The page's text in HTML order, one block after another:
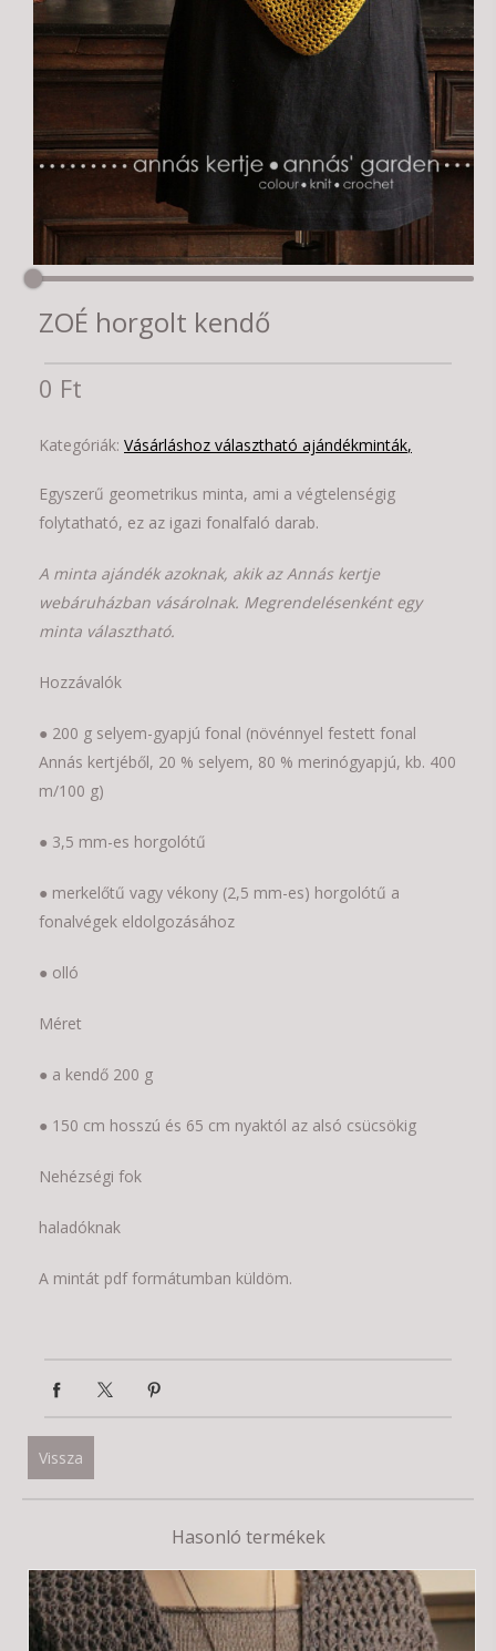
ZOÉ horgolt kendő
0 Ft
Kategóriák: Vásárláshoz választható ajándékminták
Egyszerű geometrikus minta, ami a végtelenségig
folytatható, ez az igazi fonalfaló darab.
A minta ajándék azoknak, akik az Annás kertje
webáruházban vásárolnak. Megrendelésenként egy
minta választható.
Hozzávalók
● 200 g selyem-gyapjú fonal (növénnyel festett fonal
Annás kertjéből, 20 % selyem, 80 % merinógyapjú, kb. 400
m/100 g)
● 3,5 mm-es horgolótű
● merkelőtű vagy vékony (2,5 mm-es) horgolótű a
fonalvégek eldolgozásához
● olló
Méret
● a kendő 200 g
● 150 cm hosszú és 65 cm nyaktól az alsó csücsökig
Nehézségi fok
haladóknak
A mintát pdf formátumban küldöm.
Vissza
Hasonló termékek